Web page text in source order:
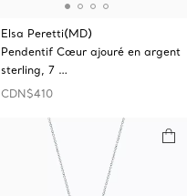
Elsa Peretti(MD)
Pendentif Cœur ajouré en argent
sterling, 7 …
CDN$410